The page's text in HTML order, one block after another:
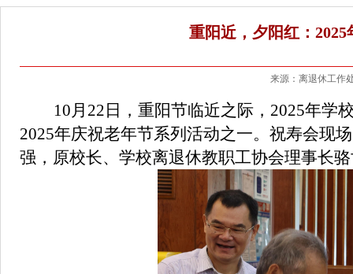
重阳近，夕阳红：
来源：离退休工
10月22日，重阳节临近之际，2025年学
2025年庆祝老年节系列活动之一。祝寿会现
强，原校长、学校离退休教职工协会理事长